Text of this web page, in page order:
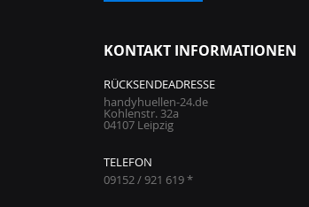
KONTAKT INFORMATIONEN
RÜCKSENDEADRESSE
handyhuellen-24.de
Kohlenstr. 32a
04107 Leipzig
TELEFON
09152 / 921 619 *